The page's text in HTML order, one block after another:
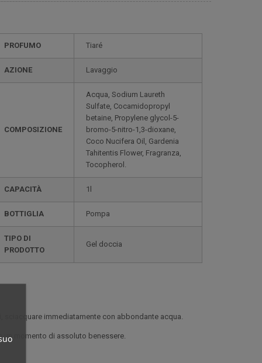
PROFUMO Tiaré
AZIONE Lavaggio
COMPOSIZIONE
Acqua, Sodium Laureth
Sulfate, Cocamidopropyl
betaine, Propylene glycol-5-
bromo-5-nitro-1,3-dioxane,
Coco Nucifera Oil, Gardenia
Tahitentis Flower, Fragranza,
Tocopherol.
CAPACITÀ 1l
BOTTIGLIA Pompa
TIPO DI
PRODOTTO
Gel doccia
immediatamente con abbondante acqua.
un momento di assoluto benessere.